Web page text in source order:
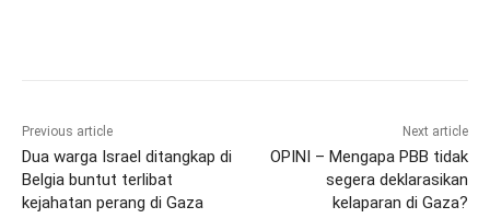
Previous article
Dua warga Israel ditangkap di
Belgia buntut terlibat
kejahatan perang di Gaza
Next article
OPINI – Mengapa PBB tidak
segera deklarasikan
kelaparan di Gaza?